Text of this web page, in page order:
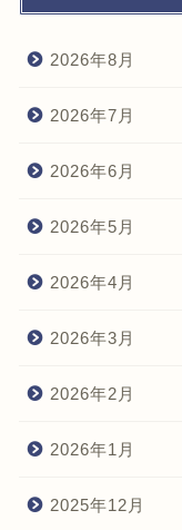
2026年8月
2026年7月
2026年6月
2026年5月
2026年4月
2026年3月
2026年2月
2026年1月
2025年12月